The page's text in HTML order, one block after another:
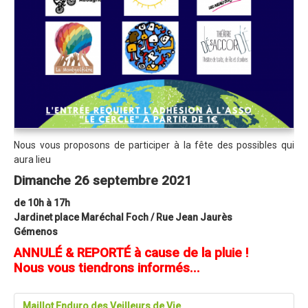
Partenaires
Règlement
Retour sur l'Enduro 2016
Edition 2016
Blog 2016
Bilan de l'Enduro 2016
Résultats
Photos & Vidéos
Liste des inscrits
Programme de la journée
Partenaires
Règlement
Edition 2015
Nous vous proposons de participer à la fête des possibles qui
aura lieu
Dimanche 26 septembre 2021
de 10h à 17h
Jardinet place Maréchal Foch / Rue Jean Jaurès
Gémenos
ANNULÉ & REPORTÉ à cause de la pluie !
Nous vous tiendrons informés...